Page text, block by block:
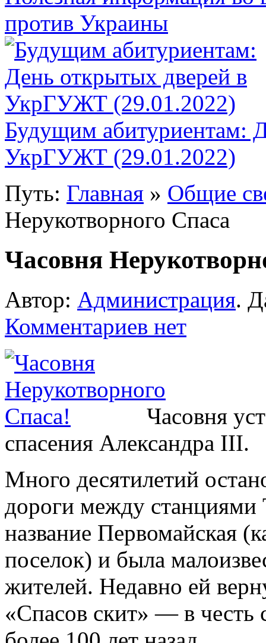
против Украины
Будущим абитуриентам:
УкрГУЖТ (29.01.2022)
Путь: Главная » Общие
Нерукотворного Спаса
Часовня
Автор: Администрация.
Комментариев нет
Часовня
спасения Александра III.
Много десятилетий
дороги между станциями
название Первомайская
поселок) и была
жителей. Недавно ей
«Спасов скит» — в честь